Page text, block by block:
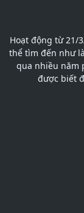
Hoạt động từ 21/
thể tìm đến như
qua nhiều năm
được biết